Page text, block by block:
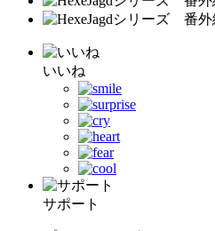
いいね
サポート